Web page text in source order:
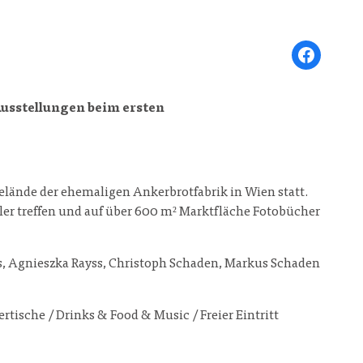
Share on
beim ersten
der ehemaligen Ankerbrotfabrik in Wien statt.
treffen und auf über 600 m² Marktfläche Fotobücher
Rayss, Christoph Schaden, Markus Schaden
/ Drinks & Food & Music / Freier Eintritt